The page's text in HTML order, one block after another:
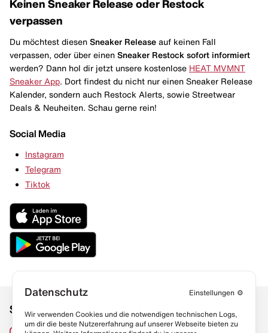
Keinen Sneaker Release oder Restock
verpassen
Du möchtest diesen Sneaker Release auf keinen Fall
verpassen, oder über einen Sneaker Restock sofort informiert
werden? Dann hol dir jetzt unsere kostenlose HEAT MVMNT
Sneaker App . Dort findest du nicht nur einen Sneaker Release
Kalender, sondern auch Restock Alerts, sowie Streetwear
Deals & Neuheiten. Schau gerne rein!
Social Media
Instagram
Telegram
Tiktok
Social Media Links
Datenschutz Einstellungen ⚙️
Wir verwenden Cookies und die notwendigen technischen Logs,
um dir die beste Nutzererfahrung auf unserer Webseite bieten zu